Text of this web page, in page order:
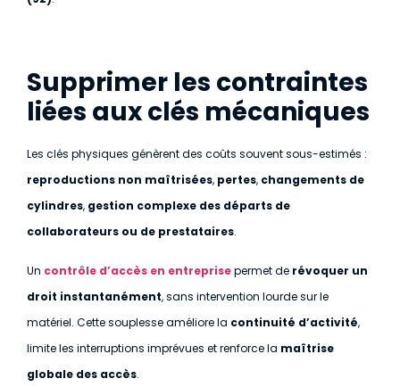
Supprimer les contraintes
liées aux clés mécaniques
Les clés physiques génèrent des coûts souvent sous-estimés :
reproductions non maîtrisées, pertes, changements de
cylindres, gestion complexe des départs de
collaborateurs ou de prestataires.
Un contrôle d’accès en entreprisepermet de révoquer un
droit instantanément, sans intervention lourde sur le
matériel. Cette souplesse améliore la continuité d’activité,
limite les interruptions imprévues et renforce la maîtrise
globale des accès.